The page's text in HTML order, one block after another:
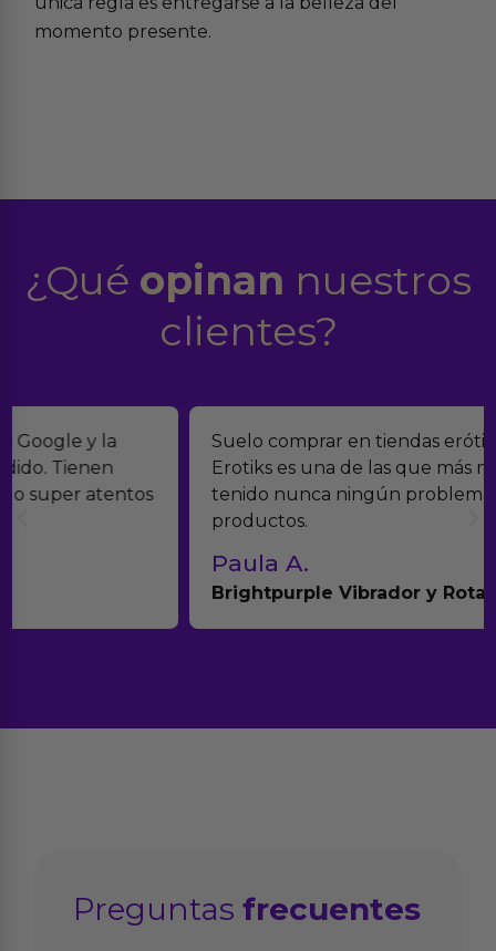
momento presente.
¿Qué opinan nuestros
clientes?
Suelo comprar en tiendas eróticas online, y
Erotiks es una de las que más me gustan. No he
tenido nunca ningún problema con los
Brightpurple Vibrador y Rotador
Preguntasfrecuentes